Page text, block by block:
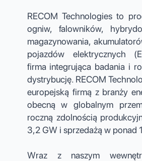
RECOM Technologies to
ogniw, falowników,
magazynowania,
pojazdów elektrycznych
firma integrująca badania i
dystrybucję. RECOM
europejską firmą z branży
obecną w globalnym
roczną zdolnością
3,2 GW i sprzedażą w ponad
Wraz z naszym